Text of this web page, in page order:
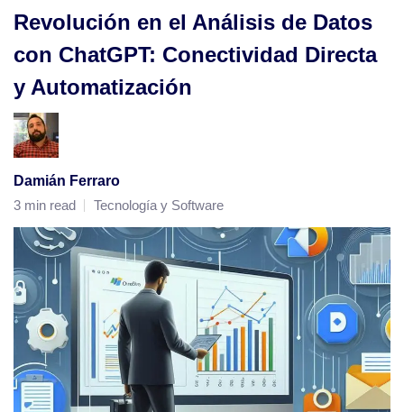
Revolución en el Análisis de Datos
con ChatGPT: Conectividad Directa
y Automatización
Damián Ferraro
3 min read
Tecnología y Software